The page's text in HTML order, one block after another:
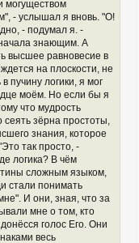
могуществом
- услышал я вновь. "О!
- подумал я. -
знающим. А
высшее равновесие в
на плоскости, не
пучину логики, я мог
моём. Но если бы я
что мудрость
зёрна простоты,
знания, которое
так просто, -
логика? В чём
сложным языком,
стали понимать
И они, зная, что за
мне о том, кто
голос Его. Они
весь